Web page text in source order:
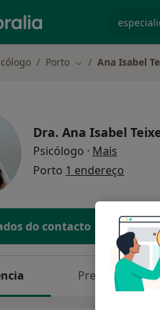
Porto Mudar de cidade
Ana Isabel
Dra. Ana Isabel
Psicólogo · Mais
Porto 1 endereço
do contacto
Preços